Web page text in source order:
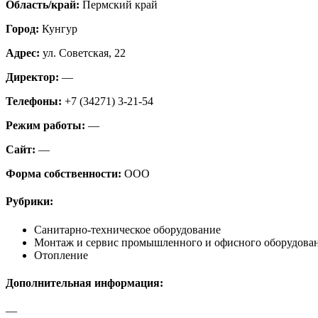
Область/край: Пермский край
Город: Кунгур
Адрес: ул. Советская, 22
Директор: —
Телефоны: +7 (34271) 3-21-54
Режим работы: —
Сайт: —
Форма собственности: ООО
Рубрики:
Санитарно-техническое оборудование
Монтаж и сервис промышленного и офисного
Отопление
Дополнительная информация:
—